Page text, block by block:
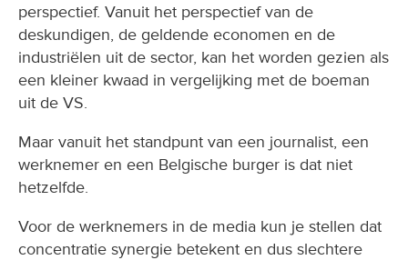
perspectief. Vanuit het perspectief van de
deskundigen, de geldende economen en de
industriëlen uit de sector, kan het worden gezien als
een kleiner kwaad in vergelijking met de boeman
uit de VS.
Maar vanuit het standpunt van een journalist, een
werknemer en een Belgische burger is dat niet
hetzelfde.
Voor de werknemers in de media kun je stellen dat
concentratie synergie betekent en dus slechtere